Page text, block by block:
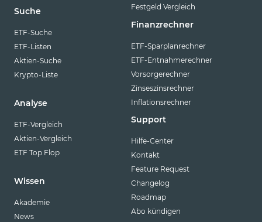
Suche
ETF-Suche
ETF-Listen
Aktien-Suche
Krypto-Liste
Analyse
ETF-Vergleich
Aktien-Vergleich
ETF Top Flop
Wissen
Akademie
News
Festgeld Vergleich
Finanzrechner
ETF-Sparplanrechner
ETF-Entnahmerechner
Vorsorgerechner
Zinseszinsrechner
Inflationsrechner
Support
Hilfe-Center
Kontakt
Feature Request
Changelog
Roadmap
Abo kündigen